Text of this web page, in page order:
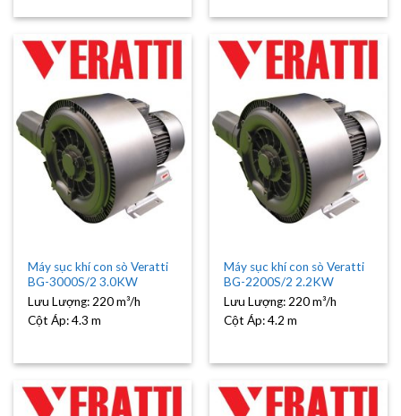
Máy sục khí con sò Veratti
BG-3000S/2 3.0KW
Lưu Lượng: 220 m³/h
Cột Áp:4.3 m
Máy sục khí con sò Veratti
BG-2200S/2 2.2KW
Lưu Lượng: 220 m³/h
Cột Áp:4.2 m